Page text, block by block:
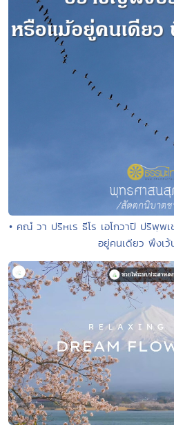
• คณํ วา ปริหเร ธีโร เอโกวาปิ ปริพฺ
อยู่คนเดียว พึงเว้